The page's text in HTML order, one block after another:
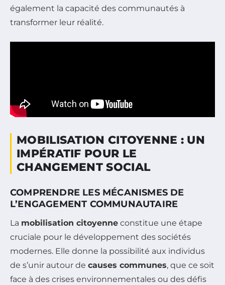
également la capacité des communautés à
transformer leur réalité.
MOBILISATION CITOYENNE : UN
IMPÉRATIF POUR LE
CHANGEMENT SOCIAL
COMPRENDRE LES MÉCANISMES DE
L’ENGAGEMENT COMMUNAUTAIRE
La mobilisation citoyenne constitue une étape
cruciale pour le développement des sociétés
modernes. Elle donne la possibilité aux individus
de s’unir autour de causes communes, que ce soit
face à des crises environnementales ou des défis